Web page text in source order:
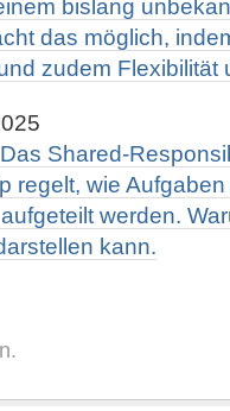
bislang
das möglich,
zudem Flexibilität
Shared-
regelt, wie
werden.
kann.